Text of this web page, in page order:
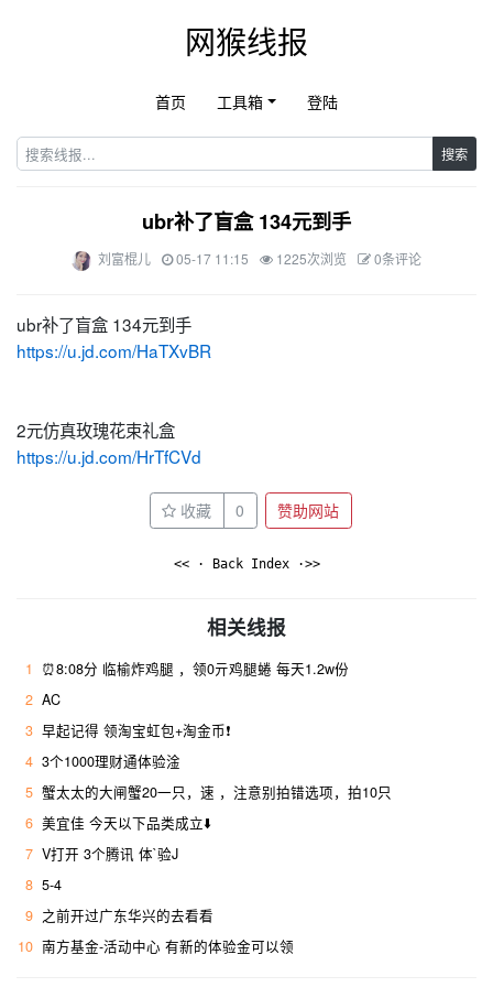
网猴线报
首页 工具箱 登陆
搜索
ubr补了盲盒 134元到手
刘富棍儿 05-17 11:15 1225次浏览 0条评论
ubr补了盲盒 134元到手
https://u.jd.com/HaTXvBR
2元仿真玫瑰花束礼盒
https://u.jd.com/HrTfCVd
收藏 0 赞助网站
<< · Back Index ·>>
相关线报
1
⏰8:08分 临榆炸鸡腿 ，领0亓鸡腿蜷 每天1.2w份
2 AC
3 早起记得 领淘宝虹包+淘金币❗
4 3个1000理财通体验淦
5 蟹太太的大闸蟹20一只，速 ，注意别拍错选项，拍10只
6 美宜佳 今天以下品类成立⬇️
7 V打开 3个腾讯 体`验J
8 5-4
9 之前开过广东华兴的去看看
10 南方基金-活动中心 有新的体验金可以领